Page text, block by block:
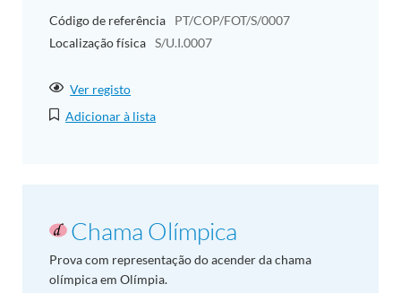
Código de referência
PT/COP/FOT/S/0007
Localização física S/U.I.0007
Ver registo
Adicionar à lista
Chama Olímpica
Prova com representação do acender da chama
olímpica em Olímpia.